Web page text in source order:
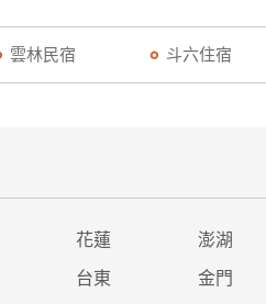
雲林民宿 斗六住宿
花蓮 澎湖
台東 金門